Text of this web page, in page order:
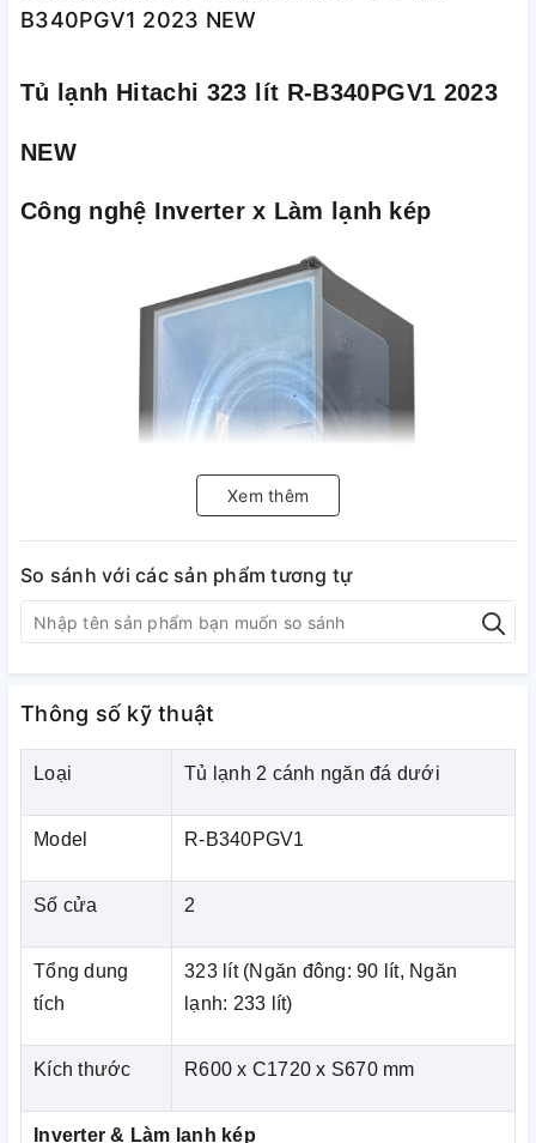
B340PGV1 2023 NEW
Tủ lạnh Hitachi 323 lít R-B340PGV1 2023
NEW
Công nghệ Inverter x Làm lạnh kép
Giúp làm lạnh tối ưu ở cả ngăn mát và ngăn đông nhờ
hệ thống làm lạnh riêng biệt cho mỗi ngăn.
không khí lý tưởng và nhiệt độ tối ưu. Máy nén Inverter
Xem thêm
So sánh với các sản phẩm tương tự
Thông số kỹ thuật
Loại Tủ lạnh 2 cánh ngăn đá dưới
Model R-B340PGV1
Số cửa 2
Tổng dung
tích
323 lít (Ngăn đông: 90 lít, Ngăn
lạnh: 233 lít)
Kích thước R600 x C1720 x S670 mm
Inverter & Làm lạnh kép